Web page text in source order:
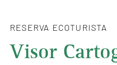
RESERVA ECOTURISTA
Visor